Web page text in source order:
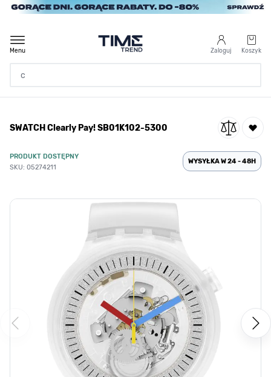
Przejdź do treści
Zaloguj Koszyk
Menu
/ SWATCH Clearly Pay! SB01K102-5300
SWATCH Clearly Pay! SB01K102-5300
PRODUKT DOSTĘPNY
SKU: 05274211
WYSYŁKA W 24 - 48H